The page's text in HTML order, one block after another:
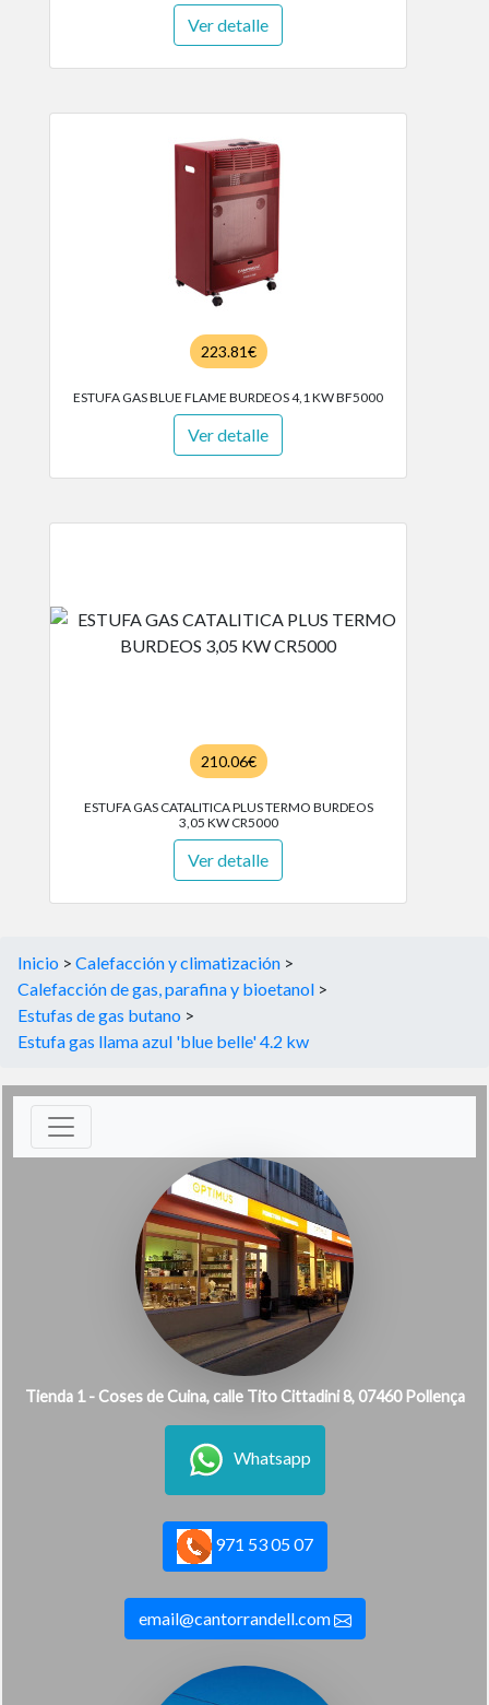
Ver detalle
223.81€
ESTUFA GAS BLUE FLAME BURDEOS 4,1 KW BF5000
Ver detalle
210.06€
ESTUFA GAS CATALITICA PLUS TERMO BURDEOS
3,05 KW CR5000
Ver detalle
Inicio > Calefacción y climatización >
Calefacción de gas, parafina y bioetanol >
Estufas de gas butano >
Estufa gas llama azul 'blue belle' 4.2 kw
Tienda 1 - Coses de Cuina, calle Tito Cittadini 8, 07460 Pollença
Whatsapp
971 53 05 07
email@cantorrandell.com